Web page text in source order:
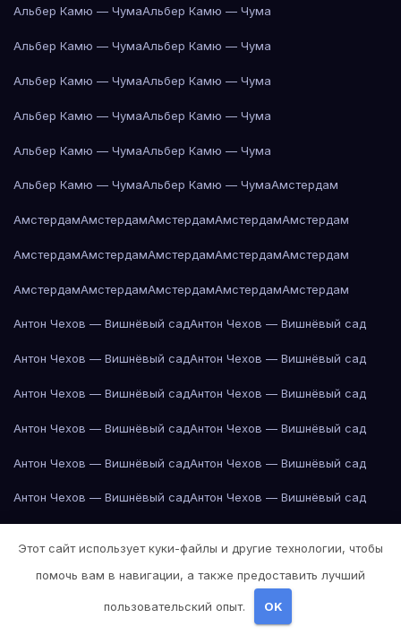
Альбер Камю — ЧумаАльбер Камю — Чума
Альбер Камю — ЧумаАльбер Камю — Чума
Альбер Камю — ЧумаАльбер Камю — Чума
Альбер Камю — ЧумаАльбер Камю — Чума
Альбер Камю — ЧумаАльбер Камю — Чума
Альбер Камю — ЧумаАльбер Камю — ЧумаАмстердам
АмстердамАмстердамАмстердамАмстердамАмстердам
АмстердамАмстердамАмстердамАмстердамАмстердам
АмстердамАмстердамАмстердамАмстердамАмстердам
Антон Чехов — Вишнёвый садАнтон Чехов — Вишнёвый сад
Антон Чехов — Вишнёвый садАнтон Чехов — Вишнёвый сад
Антон Чехов — Вишнёвый садАнтон Чехов — Вишнёвый сад
Антон Чехов — Вишнёвый садАнтон Чехов — Вишнёвый сад
Антон Чехов — Вишнёвый садАнтон Чехов — Вишнёвый сад
Антон Чехов — Вишнёвый садАнтон Чехов — Вишнёвый сад
Антон Чехов — Вишнёвый садАнтон Чехов — Вишнёвый сад
Этот сайт использует куки-файлы и другие технологии, чтобы
помочь вам в навигации, а также предоставить лучший
пользовательский опыт. OK